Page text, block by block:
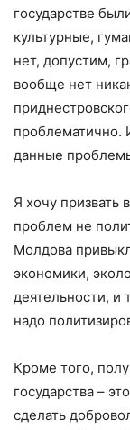
государстве
культурные,
нет, допустим,
вообще нет
проблематично.
данные
Я хочу призвать
проблем не
Молдова
экономики,
деятельности, и
надо
Кроме того,
государства –
сделать